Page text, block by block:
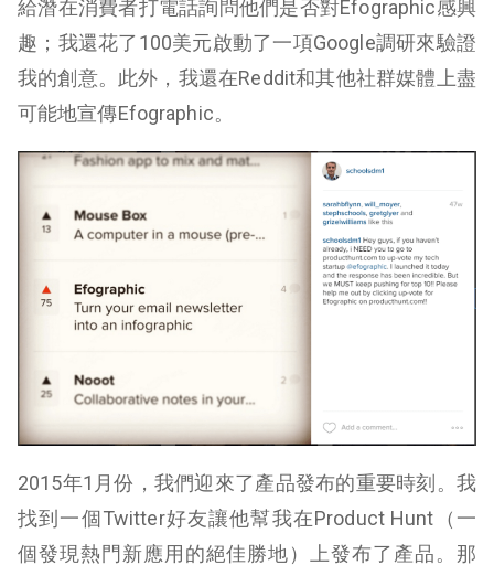
給潛在消費者打電話詢問他們是否對Efographic感興
趣；我還花了100美元啟動了一項Google調研來驗證
我的創意。此外，我還在Reddit和其他社群媒體上盡
可能地宣傳Efographic。
2015年1月份，我們迎來了產品發布的重要時刻。我
找到一個Twitter好友讓他幫我在Product Hunt（一
個發現熱門新應用的絕佳勝地）上發布了產品。那